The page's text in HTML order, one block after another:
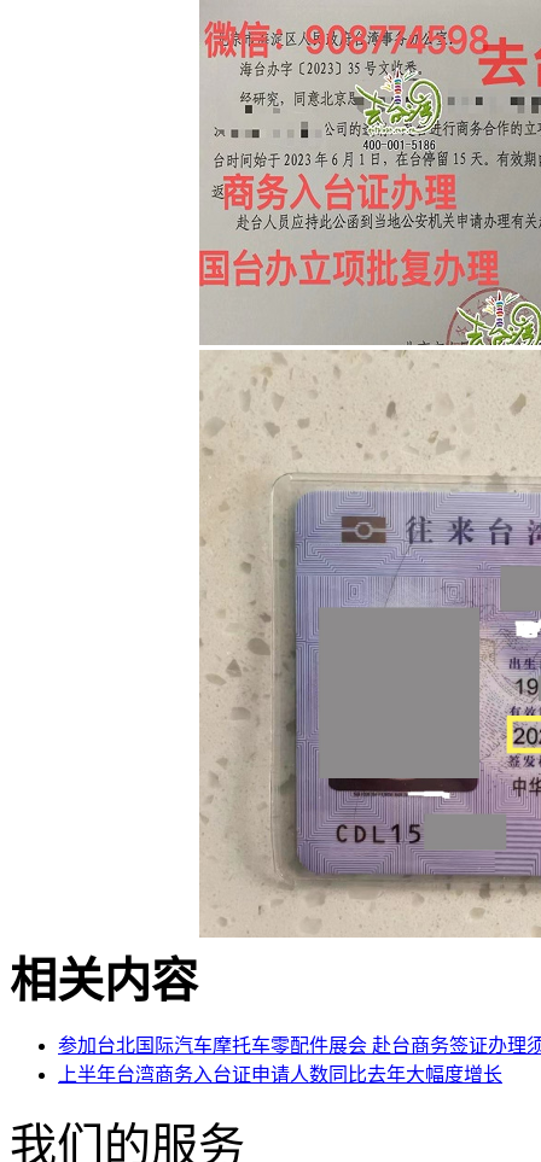
相关内容
参加台北国际汽车摩托车零配件展会 赴台商务签证办理
上半年台湾商务入台证申请人数同比去年大幅度增长
我们的服务